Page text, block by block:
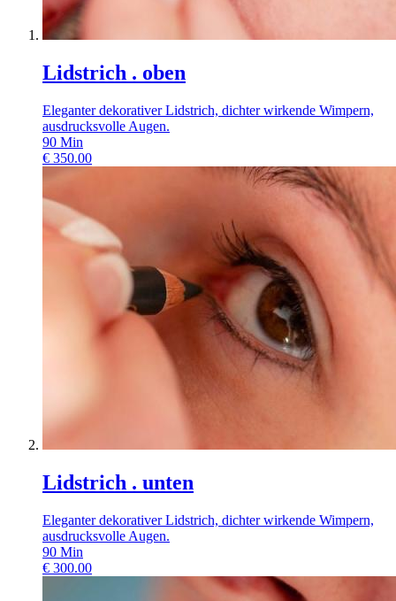
Lidstrich . oben
Eleganter dekorativer Lidstrich, dichter wirkende Wimpern,
ausdrucksvolle Augen.
90 Min
€ 350.00
Lidstrich . unten
Eleganter dekorativer Lidstrich, dichter wirkende Wimpern,
ausdrucksvolle Augen.
90 Min
€ 300.00